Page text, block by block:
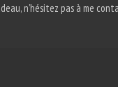
n’hésitez pas à me